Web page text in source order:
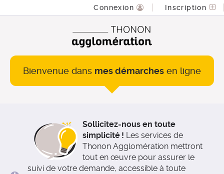
Connexion Inscription
Bienvenue dans mes démarches en ligne
Sollicitez-nous en toute
simplicité ! Les services de
Thonon Agglomération mettront
tout en œuvre pour assurer le
suivi de votre demande, accessible à toute